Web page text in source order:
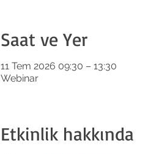
Saat ve Yer
11 Tem 2026 09:30 – 13:30
Webinar
Etkinlik hakkında